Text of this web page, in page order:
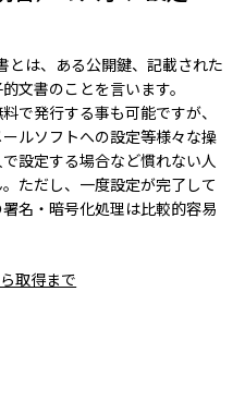
とは、ある公開鍵、記載された
文書のことを言います。
で発行する事も可能ですが、
ルソフトへの設定等様々な操
設定する場合など慣れない人
ただし、一度設定が完了して
名・暗号化処理は比較的容易
取得まで